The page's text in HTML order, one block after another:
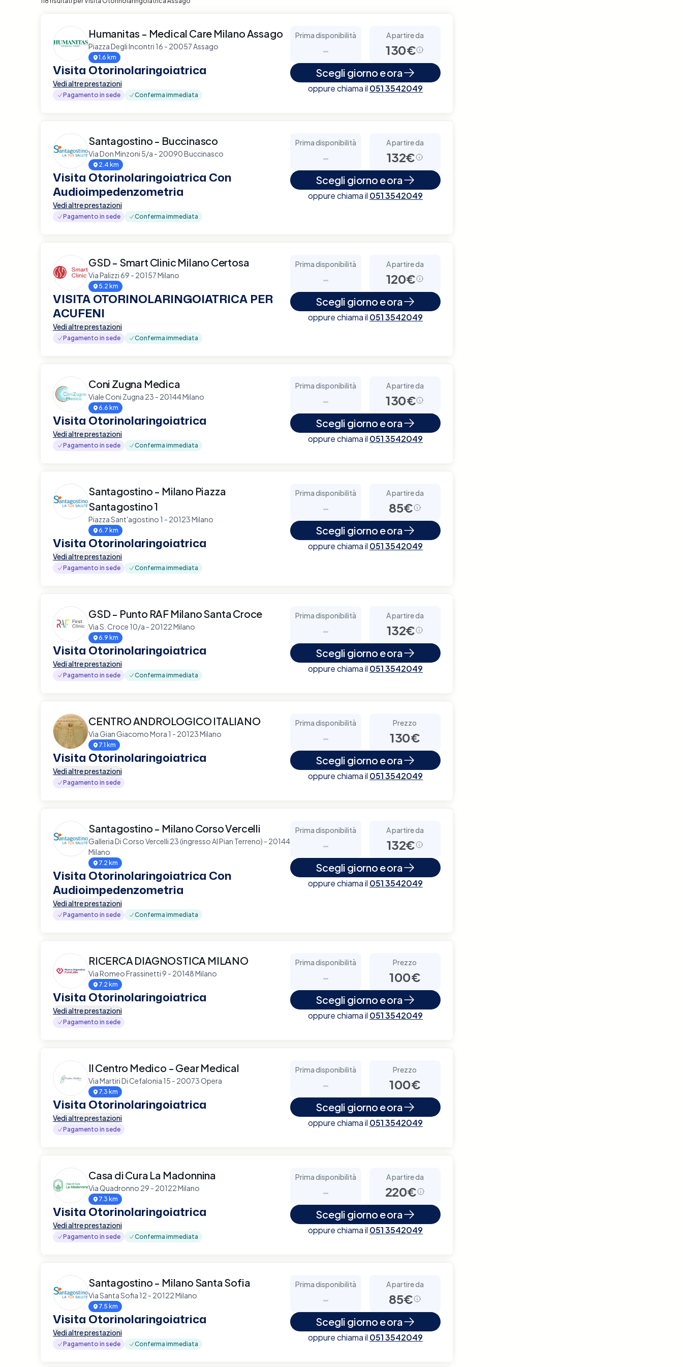
Humanitas - Medical Care Milano Assago
Piazza Degli Incontri 16 - 20057 Assago
1.6 km
Visita Otorinolaringoiatrica
Vedi altre prestazioni
Pagamento in sede Conferma immediata
Prima disponibilità
-
A partire da
130€
Scegli giorno e ora
oppure chiama il 051 3542049
Santagostino - Buccinasco
Via Don Minzoni 5/a - 20090 Buccinasco
2.4 km
Visita Otorinolaringoiatrica Con
Audioimpedenzometria
Vedi altre prestazioni
Pagamento in sede Conferma immediata
Prima disponibilità
-
A partire da
132€
Scegli giorno e ora
oppure chiama il 051 3542049
GSD - Smart Clinic Milano Certosa
Via Palizzi 69 - 20157 Milano
5.2 km
VISITA OTORINOLARINGOIATRICA PER
ACUFENI
Vedi altre prestazioni
Pagamento in sede Conferma immediata
Prima disponibilità
-
A partire da
120€
Scegli giorno e ora
oppure chiama il 051 3542049
Coni Zugna Medica
Viale Coni Zugna 23 - 20144 Milano
6.6 km
Visita Otorinolaringoiatrica
Vedi altre prestazioni
Pagamento in sede Conferma immediata
Prima disponibilità
-
A partire da
130€
Scegli giorno e ora
oppure chiama il 051 3542049
Santagostino - Milano Piazza
Santagostino 1
Piazza Sant'agostino 1 - 20123 Milano
6.7 km
Visita Otorinolaringoiatrica
Vedi altre prestazioni
Pagamento in sede Conferma immediata
Prima disponibilità
-
A partire da
85€
Scegli giorno e ora
oppure chiama il 051 3542049
GSD - Punto RAF Milano Santa Croce
Via S. Croce 10/a - 20122 Milano
6.9 km
Visita Otorinolaringoiatrica
Vedi altre prestazioni
Pagamento in sede Conferma immediata
Prima disponibilità
-
A partire da
132€
Scegli giorno e ora
oppure chiama il 051 3542049
CENTRO ANDROLOGICO ITALIANO
Via Gian Giacomo Mora 1 - 20123 Milano
7.1 km
Visita Otorinolaringoiatrica
Vedi altre prestazioni
Pagamento in sede
Prima disponibilità
-
Prezzo
130€
Scegli giorno e ora
oppure chiama il 051 3542049
Santagostino - Milano Corso Vercelli
Galleria Di Corso Vercelli 23 (ingresso Al Pian Terreno) - 20144
Milano
7.2 km
Visita Otorinolaringoiatrica Con
Audioimpedenzometria
Vedi altre prestazioni
Pagamento in sede Conferma immediata
Prima disponibilità
-
A partire da
132€
Scegli giorno e ora
oppure chiama il 051 3542049
RICERCA DIAGNOSTICA MILANO
Via Romeo Frassinetti 9 - 20148 Milano
7.2 km
Visita Otorinolaringoiatrica
Vedi altre prestazioni
Pagamento in sede
Prima disponibilità
-
Prezzo
100€
Scegli giorno e ora
oppure chiama il 051 3542049
Il Centro Medico - Gear Medical
Via Martiri Di Cefalonia 15 - 20073 Opera
7.3 km
Visita Otorinolaringoiatrica
Vedi altre prestazioni
Pagamento in sede
Prima disponibilità
-
Prezzo
100€
Scegli giorno e ora
oppure chiama il 051 3542049
Casa di Cura La Madonnina
Via Quadronno 29 - 20122 Milano
7.3 km
Visita Otorinolaringoiatrica
Vedi altre prestazioni
Pagamento in sede Conferma immediata
Prima disponibilità
-
A partire da
220€
Scegli giorno e ora
oppure chiama il 051 3542049
Santagostino - Milano Santa Sofia
Via Santa Sofia 12 - 20122 Milano
7.5 km
Visita Otorinolaringoiatrica
Vedi altre prestazioni
Pagamento in sede Conferma immediata
Prima disponibilità
-
A partire da
85€
Scegli giorno e ora
oppure chiama il 051 3542049